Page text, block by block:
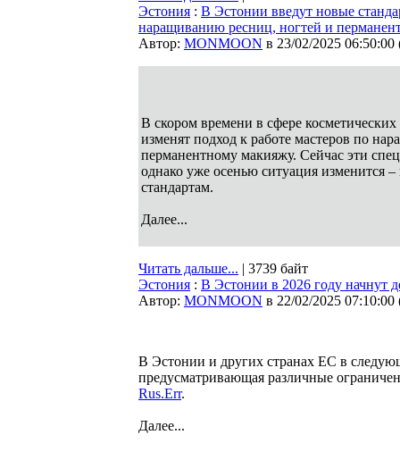
Эстония : В Эстонии введут новые
наращиванию ресниц, ногтей и
Автор: MONMOON в 23/02/2025 06:50:00
В скором времени в сфере
изменят подход к работе мастеров по
перманентному макияжу. Сейчас эти
однако уже осенью ситуация изменится
стандартам.
Далее...
Читать дальше... | 3739 байт
Эстония : В Эстонии в 2026 году начнут
Автор: MONMOON в 22/02/2025 07:10:00
В Эстонии и других странах ЕС в
предусматривающая различные
Rus.Err.
Далее...